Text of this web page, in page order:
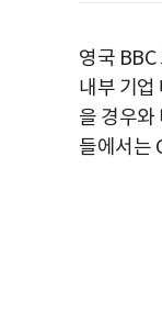
영국 BBC
내부 기업
을 경우와
들에서는